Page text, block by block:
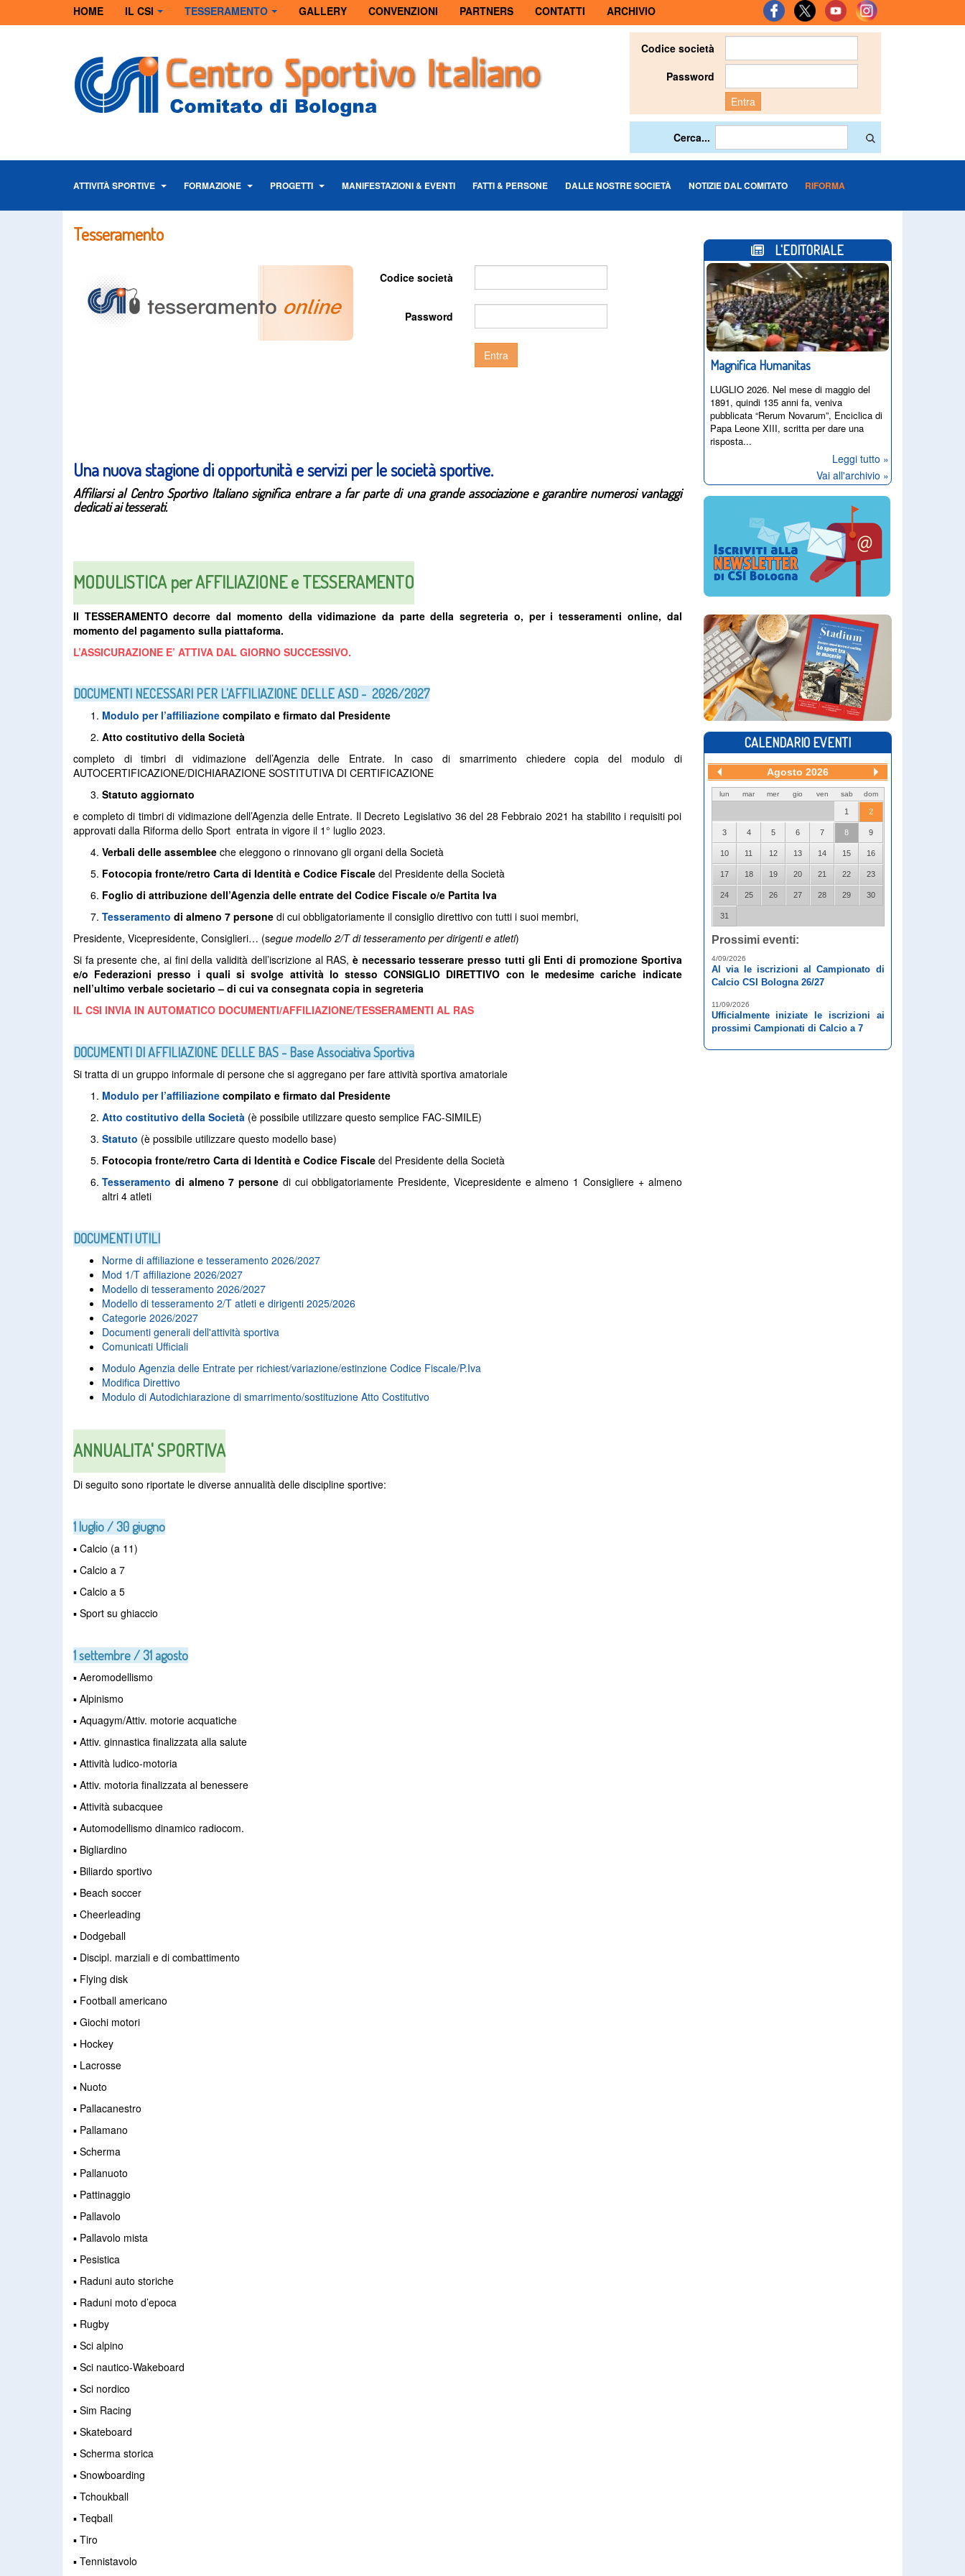
HOME IL CSI TESSERAMENTO GALLERY CONVENZIONI PARTNERS CONTATTI ARCHIVIO
Codice società
Password
Entra
Cerca...
ATTIVITÀ SPORTIVE FORMAZIONE PROGETTI MANIFESTAZIONI & EVENTI FATTI & PERSONE DALLE NOSTRE SOCIETÀ NOTIZIE DAL COMITATO RIFORMA
Tesseramento
Codice società
Password
Entra
Una nuova stagione di opportunità e servizi per le società sportive.
Affiliarsi al Centro Sportivo Italiano significa entrare a far parte di una grande associazione e garantire numerosi vantaggi
dedicati ai tesserati.
MODULISTICA per AFFILIAZIONE e TESSERAMENTO
Il TESSERAMENTO decorre dal momento della vidimazione da parte della segreteria o, per i tesseramenti online, dal
momento del pagamento sulla piattaforma.
L’ASSICURAZIONE E’ ATTIVA DAL GIORNO SUCCESSIVO.
DOCUMENTI NECESSARI PER L'AFFILIAZIONE DELLE ASD - 2026/2027
Modulo per l’affiliazione compilato e firmato dal Presidente
Atto costitutivo della Società
completo di timbri di vidimazione dell’Agenzia delle Entrate. In caso di smarrimento chiedere copia del modulo di
AUTOCERTIFICAZIONE/DICHIARAZIONE SOSTITUTIVA DI CERTIFICAZIONE
Statuto aggiornato
e completo di timbri di vidimazione dell’Agenzia delle Entrate. Il Decreto Legislativo 36 del 28 Febbraio 2021 ha stabilito i requisiti poi
approvati dalla Riforma dello Sport entrata in vigore il 1° luglio 2023.
Verbali delle assemblee che eleggono o rinnovano gli organi della Società
Fotocopia fronte/retro Carta di Identità e Codice Fiscale del Presidente della Società
Foglio di attribuzione dell’Agenzia delle entrate del Codice Fiscale o/e Partita Iva
Tesseramento di almeno 7 persone di cui obbligatoriamente il consiglio direttivo con tutti i suoi membri,
Presidente, Vicepresidente, Consiglieri… (segue modello 2/T di tesseramento per dirigenti e atleti)
Si fa presente che, ai fini della validità dell’iscrizione al RAS, è necessario tesserare presso tutti gli Enti di promozione Sportiva
e/o Federazioni presso i quali si svolge attività lo stesso CONSIGLIO DIRETTIVO con le medesime cariche indicate
nell’ultimo verbale societario – di cui va consegnata copia in segreteria
IL CSI INVIA IN AUTOMATICO DOCUMENTI/AFFILIAZIONE/TESSERAMENTI AL RAS
DOCUMENTI DI AFFILIAZIONE DELLE BAS - Base Associativa Sportiva
Si tratta di un gruppo informale di persone che si aggregano per fare attività sportiva amatoriale
Modulo per l’affiliazione compilato e firmato dal Presidente
Atto costitutivo della Società (è possibile utilizzare questo semplice FAC-SIMILE)
Statuto (è possibile utilizzare questo modello base)
Fotocopia fronte/retro Carta di Identità e Codice Fiscale del Presidente della Società
Tesseramento di almeno 7 persone di cui obbligatoriamente Presidente, Vicepresidente e almeno 1 Consigliere + almeno
altri 4 atleti
DOCUMENTI UTILI
Norme di affiliazione e tesseramento 2026/2027
Mod 1/T affiliazione 2026/2027
Modello di tesseramento 2026/2027
Modello di tesseramento 2/T atleti e dirigenti 2025/2026
Categorie 2026/2027
Documenti generali dell'attività sportiva
Comunicati Ufficiali
Modulo Agenzia delle Entrate per richiest/variazione/estinzione Codice Fiscale/P.Iva
Modifica Direttivo
Modulo di Autodichiarazione di smarrimento/sostituzione Atto Costitutivo
ANNUALITA' SPORTIVA
Di seguito sono riportate le diverse annualità delle discipline sportive:
1 luglio / 30 giugno
▪ Calcio (a 11)
▪ Calcio a 7
▪ Calcio a 5
▪ Sport su ghiaccio
1 settembre / 31 agosto
▪ Aeromodellismo
▪ Alpinismo
▪ Aquagym/Attiv. motorie acquatiche
▪ Attiv. ginnastica finalizzata alla salute
▪ Attività ludico-motoria
▪ Attiv. motoria finalizzata al benessere
▪ Attività subacquee
▪ Automodellismo dinamico radiocom.
▪ Bigliardino
▪ Biliardo sportivo
▪ Beach soccer
▪ Cheerleading
▪ Dodgeball
▪ Discipl. marziali e di combattimento
▪ Flying disk
▪ Football americano
▪ Giochi motori
▪ Hockey
▪ Lacrosse
▪ Nuoto
▪ Pallacanestro
▪ Pallamano
▪ Scherma
▪ Pallanuoto
▪ Pattinaggio
▪ Pallavolo
▪ Pallavolo mista
▪ Pesistica
▪ Raduni auto storiche
▪ Raduni moto d’epoca
▪ Rugby
▪ Sci alpino
▪ Sci nautico-Wakeboard
▪ Sci nordico
▪ Sim Racing
▪ Skateboard
▪ Scherma storica
▪ Snowboarding
▪ Tchoukball
▪ Teqball
▪ Tiro
▪ Tennistavolo
L'EDITORIALE
Magnifica Humanitas
LUGLIO 2026. Nel mese di maggio del
1891, quindi 135 anni fa, veniva
pubblicata “Rerum Novarum”, Enciclica di
Papa Leone XIII, scritta per dare una
risposta...
Leggi tutto »
Vai all'archivio »
CALENDARIO EVENTI
Agosto 2026
lun mar mer gio ven sab dom
1 2
3 4 5 6 7 8 9
10 11 12 13 14 15 16
17 18 19 20 21 22 23
24 25 26 27 28 29 30
31
Prossimi eventi:
4/09/2026
Al via le iscrizioni al Campionato di
Calcio CSI Bologna 26/27
11/09/2026
Ufficialmente iniziate le iscrizioni ai
prossimi Campionati di Calcio a 7